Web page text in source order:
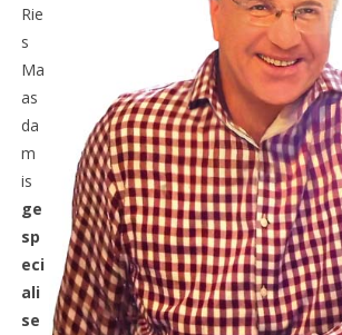
Rie
s
Ma
as
da
m
is
ge
sp
eci
ali
se